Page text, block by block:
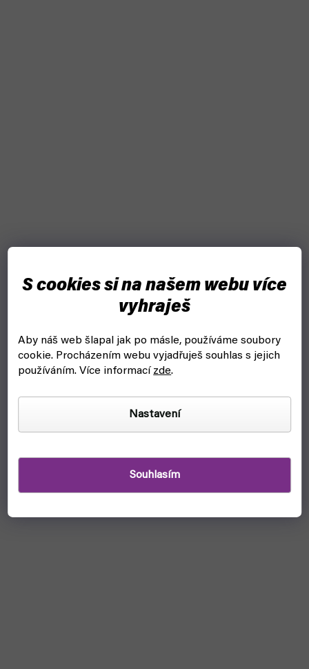
S cookies si na našem webu více
vyhraješ
Aby náš web šlapal jak po másle, používáme soubory
cookie. Procházením webu vyjadřuješ souhlas s jejich
používáním. Více informací zde.
Nastavení
Souhlasím